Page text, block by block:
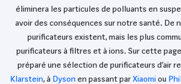
éliminera les particules de polluants en
avoir des conséquences sur notre santé. De
purificateurs existent, mais les plus
purificateurs à filtres et à ions. Sur cette
préparé une sélection de purificateurs d’air
Klarstein, à Dyson en passant parXiaomiou